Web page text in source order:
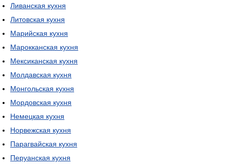
Ливанская кухня
Литовская кухня
Марийская кухня
Марокканская кухня
Мексиканская кухня
Молдавская кухня
Монгольская кухня
Мордовская кухня
Немецкая кухня
Норвежская кухня
Парагвайская кухня
Перуанская кухня